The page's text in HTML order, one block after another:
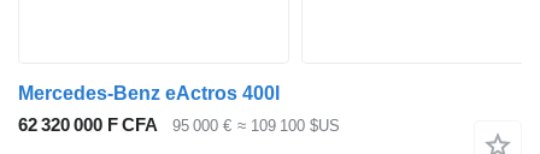
Mercedes-Benz eActros 400l
62 320 000 F CFA
95 000 € ≈ 109 100 $US